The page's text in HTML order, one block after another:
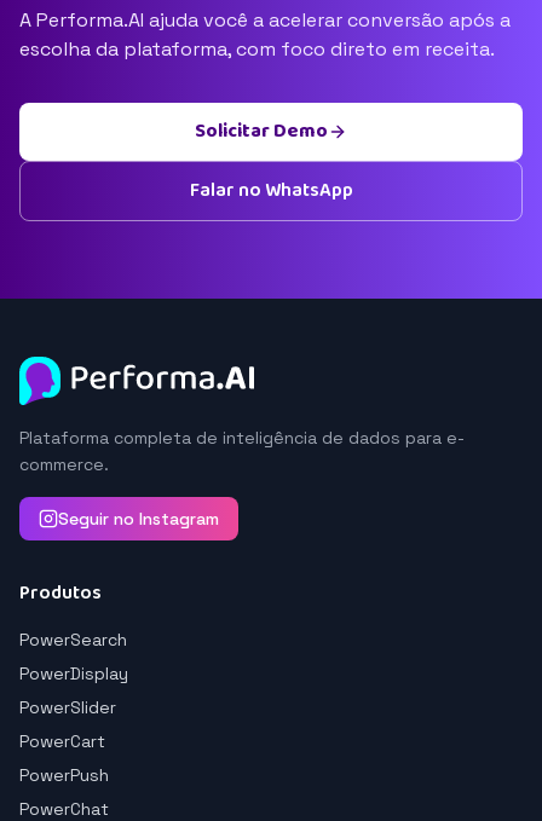
A Performa.AI ajuda você a acelerar conversão após a
escolha da plataforma, com foco direto em receita.
Solicitar Demo
Falar no WhatsApp
Plataforma completa de inteligência de dados para e-
commerce.
Seguir no Instagram
Produtos
PowerSearch
PowerDisplay
PowerSlider
PowerCart
PowerPush
PowerChat